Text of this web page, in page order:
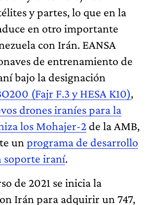
y partes, lo que en la
en otro importante
con Irán. EANSA
de entrenamiento de
bajo la designación
(Fajr F.3 y HESA K10),
drones iraníes para la
los Mohajer-2 de la AMB,
un programa de desarrollo
soporte iraní.
de 2021 se inicia la
Irán para adquirir un 747,